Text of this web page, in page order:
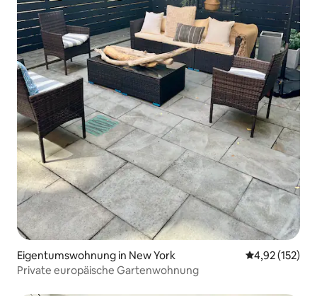
Eigentumswohnung in New York
4,92 (152)
Private europäische Gartenwohnung